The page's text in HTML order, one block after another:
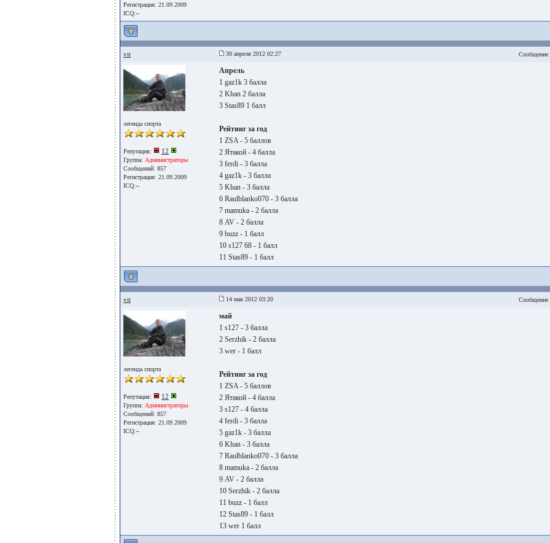
Регистрация: 21.09.2009
ICQ:--
vit 30 апреля 2012 02:27 Сообщение
легенда спорта
Репутация: 12
Группа: Администраторы
Сообщений: 857
Регистрация: 21.09.2009
ICQ:--
Апрель
1 gaz1k 3 балла
2 Khan 2 балла
3 Stas89 1 балл
Рейтинг за год
1 ZSA - 5 баллов
2 Ятакой - 4 балла
3 ferdi - 3 балла
4 gaz1k - 3 балла
5 Khan - 3 балла
6 Raulblanko070 - 3 балла
7 mamuka - 2 балла
8 AV - 2 балла
9 buzz - 1 балл
10 s127 68 - 1 балл
11 Stas89 - 1 балл
vit 14 мая 2012 03:20 Сообщение
легенда спорта
Репутация: 12
Группа: Администраторы
Сообщений: 857
Регистрация: 21.09.2009
ICQ:--
май
1 s127 - 3 балла
2 Serzhik - 2 балла
3 wer - 1 балл
Рейтинг за год
1 ZSA - 5 баллов
2 Ятакой - 4 балла
3 s127 - 4 балла
4 ferdi - 3 балла
5 gaz1k - 3 балла
6 Khan - 3 балла
7 Raulblanko070 - 3 балла
8 mamuka - 2 балла
9 AV - 2 балла
10 Serzhik - 2 балла
11 buzz - 1 балл
12 Stas89 - 1 балл
13 wer 1 балл